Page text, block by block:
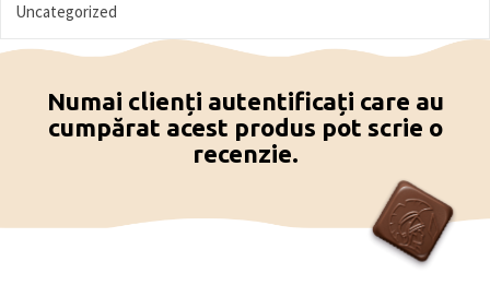
Uncategorized
Numai clienți autentificați care au
cumpărat acest produs pot scrie o
recenzie.